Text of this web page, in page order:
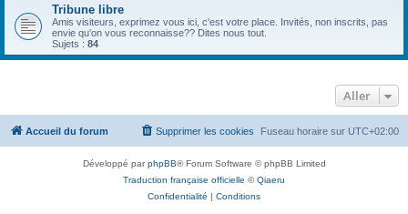
Tribune libre
Amis visiteurs, exprimez vous ici, c'est votre place. Invités, non inscrits, pas
envie qu'on vous reconnaisse?? Dites nous tout.
Sujets : 84
Aller
Accueil du forum Fuseau horaire sur UTC+02:00
Supprimer les cookies
Développé parphpBB® Forum Software © phpBB Limited
Traduction française officielle ©Qiaeru
Confidentialité | Conditions